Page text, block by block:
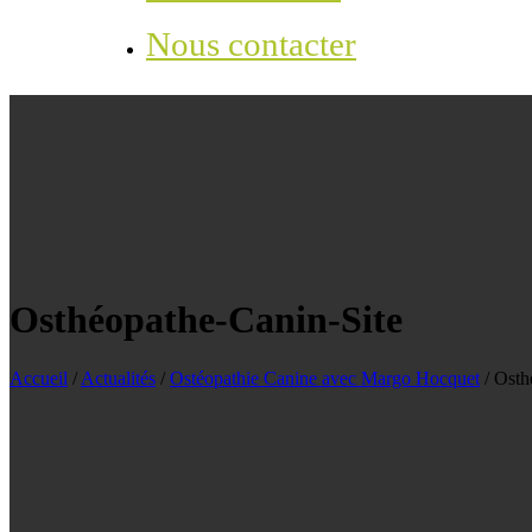
Nous contacter
Osthéopathe-Canin-Site
Accueil / Actualités / Ostéopathie Canine avec Margo Hocquet /